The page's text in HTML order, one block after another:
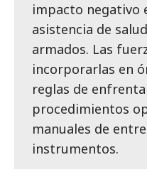
impacto negativo
asistencia de
armados. Las
incorporarlas en
reglas de
procedimientos
manuales de
instrumentos.